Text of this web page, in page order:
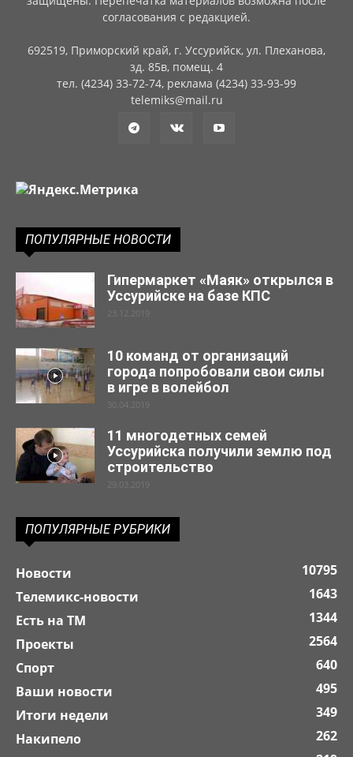
согласования с редакцией.
692519, Приморский край, г. Уссурийск, ул. Плеханова,
зд. 85в, помещ. 4
тел. (4234) 33-72-74, реклама (4234) 33-93-99
telemiks@mail.ru
ПОПУЛЯРНЫЕ НОВОСТИ
Гипермаркет «Маяк» открылся в
Уссурийске на базе КПС
23.12.2019
10 команд от организаций
города попробовали свои силы
в игре в волейбол
30.04.2019
11 многодетных семей
Уссурийска получили землю под
строительство
29.03.2019
ПОПУЛЯРНЫЕ РУБРИКИ
Новости
10795
Телемикс-новости
1643
Есть на ТМ
1344
Проекты
2564
Спорт
640
Ваши новости
495
Итоги недели
349
Накипело
262